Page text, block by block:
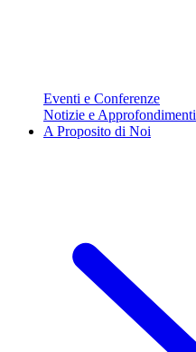
Eventi e Conferenze
Notizie e Approfondimenti
A Proposito di Noi